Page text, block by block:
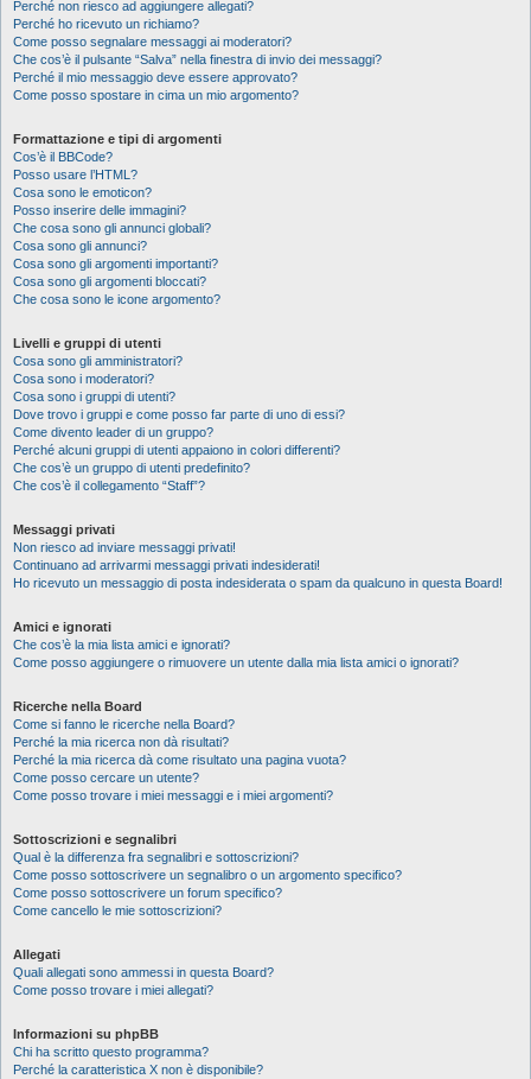
Perché non riesco ad aggiungere allegati?
Perché ho ricevuto un richiamo?
Come posso segnalare messaggi ai moderatori?
Che cos’è il pulsante “Salva” nella finestra di invio dei messaggi?
Perché il mio messaggio deve essere approvato?
Come posso spostare in cima un mio argomento?
Formattazione e tipi di argomenti
Cos’è il BBCode?
Posso usare l’HTML?
Cosa sono le emoticon?
Posso inserire delle immagini?
Che cosa sono gli annunci globali?
Cosa sono gli annunci?
Cosa sono gli argomenti importanti?
Cosa sono gli argomenti bloccati?
Che cosa sono le icone argomento?
Livelli e gruppi di utenti
Cosa sono gli amministratori?
Cosa sono i moderatori?
Cosa sono i gruppi di utenti?
Dove trovo i gruppi e come posso far parte di uno di essi?
Come divento leader di un gruppo?
Perché alcuni gruppi di utenti appaiono in colori differenti?
Che cos’è un gruppo di utenti predefinito?
Che cos’è il collegamento “Staff”?
Messaggi privati
Non riesco ad inviare messaggi privati!
Continuano ad arrivarmi messaggi privati indesiderati!
Ho ricevuto un messaggio di posta indesiderata o spam da qualcuno in questa Board!
Amici e ignorati
Che cos’è la mia lista amici e ignorati?
Come posso aggiungere o rimuovere un utente dalla mia lista amici o ignorati?
Ricerche nella Board
Come si fanno le ricerche nella Board?
Perché la mia ricerca non dà risultati?
Perché la mia ricerca dà come risultato una pagina vuota?
Come posso cercare un utente?
Come posso trovare i miei messaggi e i miei argomenti?
Sottoscrizioni e segnalibri
Qual è la differenza fra segnalibri e sottoscrizioni?
Come posso sottoscrivere un segnalibro o un argomento specifico?
Come posso sottoscrivere un forum specifico?
Come cancello le mie sottoscrizioni?
Allegati
Quali allegati sono ammessi in questa Board?
Come posso trovare i miei allegati?
Informazioni su phpBB
Chi ha scritto questo programma?
Perché la caratteristica X non è disponibile?